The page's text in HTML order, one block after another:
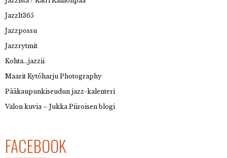
JazzIt365
Jazzpossu
Jazzrytmit
Kohta…jazzii
Maarit Kytöharju Photography
Pääkaupunkiseudun jazz-kalenteri
Valon kuvia – Jukka Piiroisen blogi
FACEBOOK